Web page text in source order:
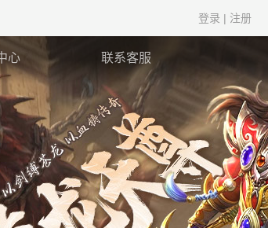
登录 | 注册
心 联系客服